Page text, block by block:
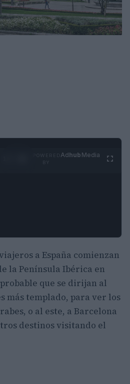
Adhub Media
a España comienzan
la Península Ibérica en
que se dirijan al
más templado, para ver los
o al este, a Barcelona
destinos visitando el